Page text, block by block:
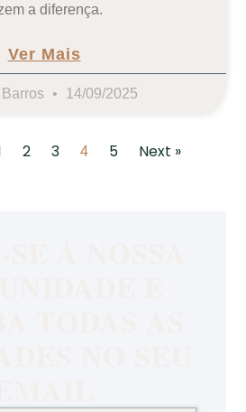
a diferença.
Ver Mais
14/09/2025
2 3 4 5 Next »